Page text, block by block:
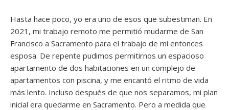
Hasta hace poco, yo era uno de esos que subestiman. En
2021, mi trabajo remoto me permitió mudarme de San
Francisco a Sacramento para el trabajo de mi entonces
esposa. De repente pudimos permitirnos un espacioso
apartamento de dos habitaciones en un complejo de
apartamentos con piscina, y me encantó el ritmo de vida
más lento. Incluso después de que nos separamos, mi plan
inicial era quedarme en Sacramento. Pero a medida que